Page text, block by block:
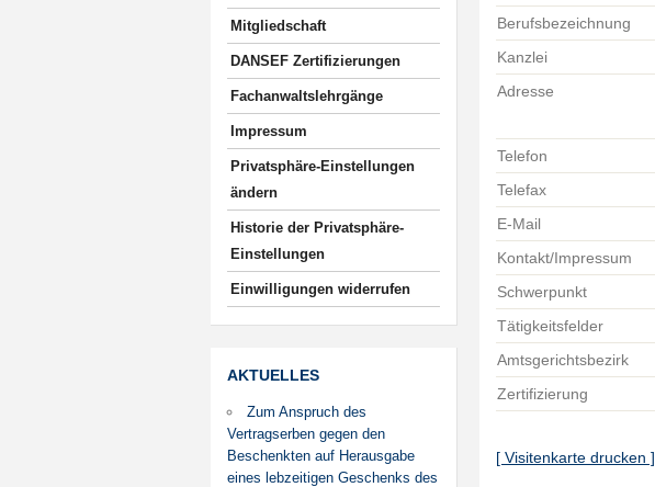
Mitgliedschaft
DANSEF Zertifizierungen
Fachanwaltslehrgänge
Impressum
Privatsphäre-Einstellungen
ändern
Historie der Privatsphäre-
Einstellungen
Einwilligungen widerrufen
AKTUELLES
Zum Anspruch des
Vertragserben gegen den
Beschenkten auf Herausgabe
eines lebzeitigen Geschenks des
Berufsbezeichnung
Kanzlei
Adresse
Telefon
Telefax
E-Mail
Kontakt/Impressum
Schwerpunkt
Tätigkeitsfelder
Amtsgerichtsbezirk
Zertifizierung
[ Visitenkarte drucken ]